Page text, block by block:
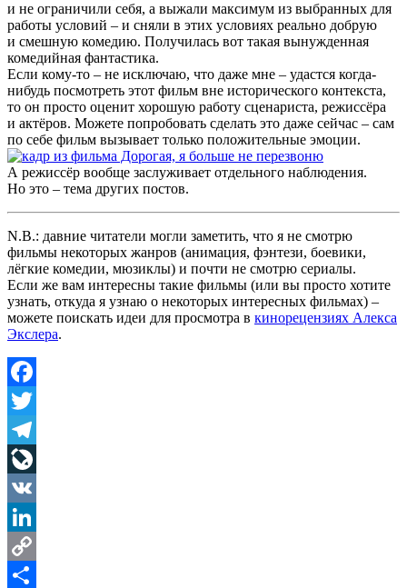
и не ограничили себя, а выжали максимум из выбранных для
работы условий – и сняли в этих условиях реально добрую
и смешную комедию. Получилась вот такая вынужденная
комедийная фантастика.
Если кому-то – не исключаю, что даже мне – удастся когда-
нибудь посмотреть этот фильм вне исторического контекста,
то он просто оценит хорошую работу сценариста, режиссёра
и актёров. Можете попробовать сделать это даже сейчас – сам
по себе фильм вызывает только положительные эмоции.
А режиссёр вообще заслуживает отдельного наблюдения.
Но это – тема других постов.
N.B.: давние читатели могли заметить, что я не смотрю
фильмы некоторых жанров (анимация, фэнтези, боевики,
лёгкие комедии, мюзиклы) и почти не смотрю сериалы.
Если же вам интересны такие фильмы (или вы просто хотите
узнать, откуда я узнаю о некоторых интересных фильмах) –
можете поискать идеи для просмотра в кинорецензиях Алекса
Экслера.
Facebook
Twitter
Telegram
LiveJournal
VK
LinkedIn
Copy